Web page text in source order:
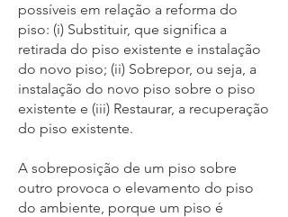
possíveis em relação a reforma do
piso: (i) Substituir, que significa a
retirada do piso existente e instalação
do novo piso; (ii) Sobrepor, ou seja, a
instalação do novo piso sobre o piso
existente e (iii) Restaurar, a recuperação
do piso existente.
A sobreposição de um piso sobre
outro provoca o elevamento do piso
do ambiente, porque um piso é